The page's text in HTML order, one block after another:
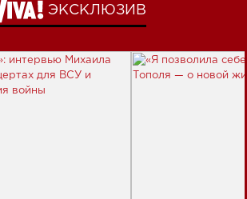
ЭКСКЛЮЗИВ